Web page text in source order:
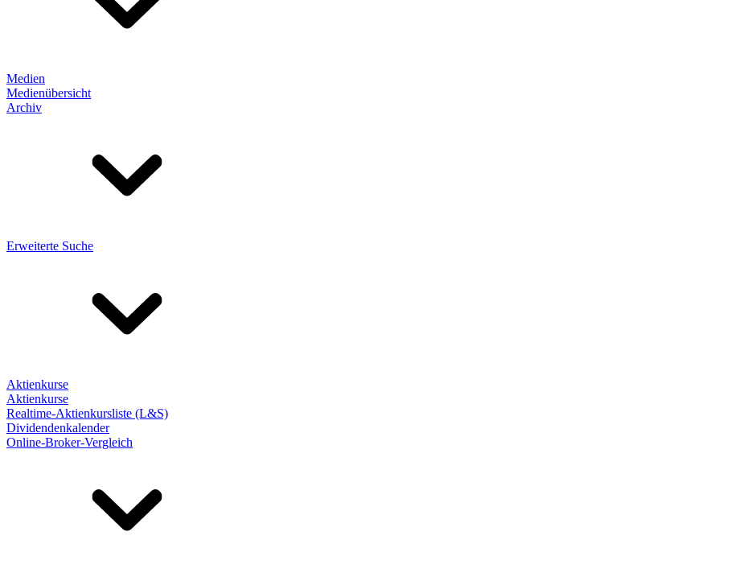
Medien
Medienübersicht
Archiv
Erweiterte Suche
Aktienkurse
Aktienkurse
Realtime-Aktienkursliste (L&S)
Dividendenkalender
Online-Broker-Vergleich